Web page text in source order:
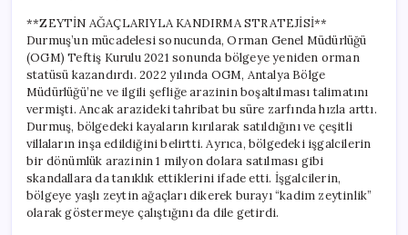
**ZEYTİN AĞAÇLARIYLA KANDIRMA STRATEJİSİ**
Durmuş’un mücadelesi sonucunda, Orman Genel Müdürlüğü
(OGM) Teftiş Kurulu 2021 sonunda bölgeye yeniden orman
statüsü kazandırdı. 2022 yılında OGM, Antalya Bölge
Müdürlüğü’ne ve ilgili şefliğe arazinin boşaltılması talimatını
vermişti. Ancak arazideki tahribat bu süre zarfında hızla arttı.
Durmuş, bölgedeki kayaların kırılarak satıldığını ve çeşitli
villaların inşa edildiğini belirtti. Ayrıca, bölgedeki işgalcilerin
bir dönümlük arazinin 1 milyon dolara satılması gibi
skandallara da tanıklık ettiklerini ifade etti. İşgalcilerin,
bölgeye yaşlı zeytin ağaçları dikerek burayı “kadim zeytinlik”
olarak göstermeye çalıştığını da dile getirdi.